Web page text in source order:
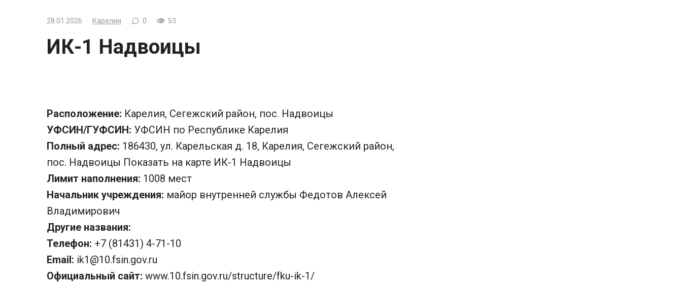
28.01.2026 Карелия 0 53
ИК-1 Надвоицы
Расположение: Карелия, Сегежский район, пос. Надвоицы
УФСИН/ГУФСИН: УФСИН по Республике Карелия
Полный адрес: 186430, ул. Карельская д. 18, Карелия, Сегежский район,
пос. Надвоицы Показать на карте ИК-1 Надвоицы
Лимит наполнения: 1008 мест
Начальник учреждения: майор внутренней службы Федотов Алексей
Владимирович
Другие названия:
Телефон: +7 (81431) 4-71-10
Email: ik1@10.fsin.gov.ru
Официальный сайт: www.10.fsin.gov.ru/structure/fku-ik-1/